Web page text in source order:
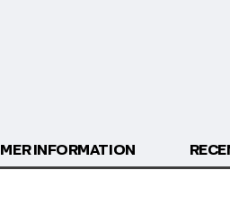
MER INFORMATION